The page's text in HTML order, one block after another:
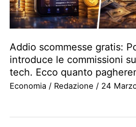
Addio scommesse gratis:
introduce le commissioni
tech. Ecco quanto
Economia / Redazione / 24